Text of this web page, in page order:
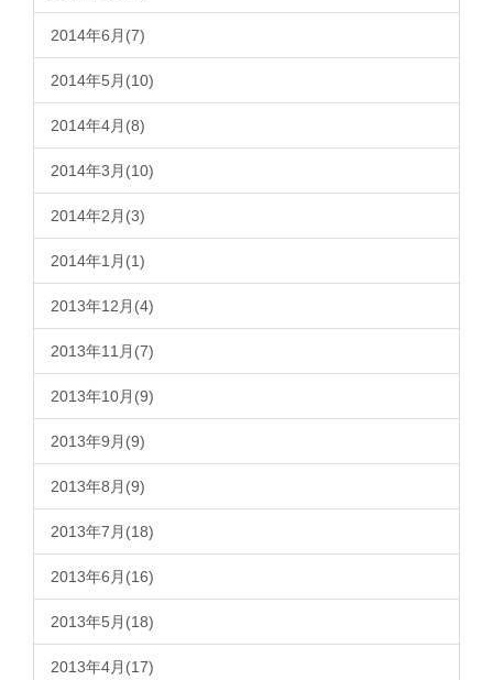
2014年6月(7)
2014年5月(10)
2014年4月(8)
2014年3月(10)
2014年2月(3)
2014年1月(1)
2013年12月(4)
2013年11月(7)
2013年10月(9)
2013年9月(9)
2013年8月(9)
2013年7月(18)
2013年6月(16)
2013年5月(18)
2013年4月(17)